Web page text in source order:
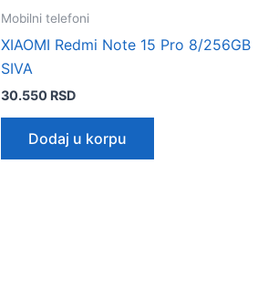
Mobilni telefoni
XIAOMI Redmi Note 15 Pro 8/256GB
SIVA
30.550 RSD
Dodaj u korpu